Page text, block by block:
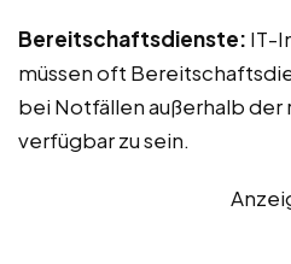
Bereitschaftsdienste: IT-
müssen oft
bei Notfällen außerhalb
verfügbar zu sein.